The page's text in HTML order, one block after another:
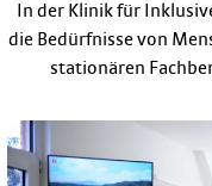
In der Klinik für
die Bedürfnisse von
stationären